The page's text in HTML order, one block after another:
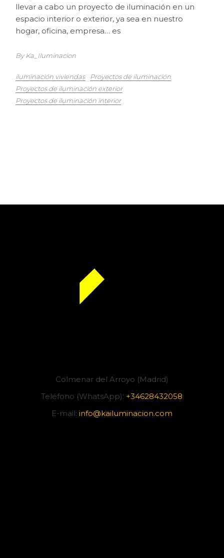
llevar a cabo un proyecto de iluminación en un
espacio interior o exterior, ya sea en nuestro
hogar, oficina, empresa… es
By Ka_Iluminacion
iluminación viviendas
Proyectos de iluminación
Proyectos de iluminación exterior
Proyectos de iluminación interior
Colmenar del Arroyo (Madrid)
Teléfono (WhatsApp): +34628432058
E-mail: info@kailuminacion.com